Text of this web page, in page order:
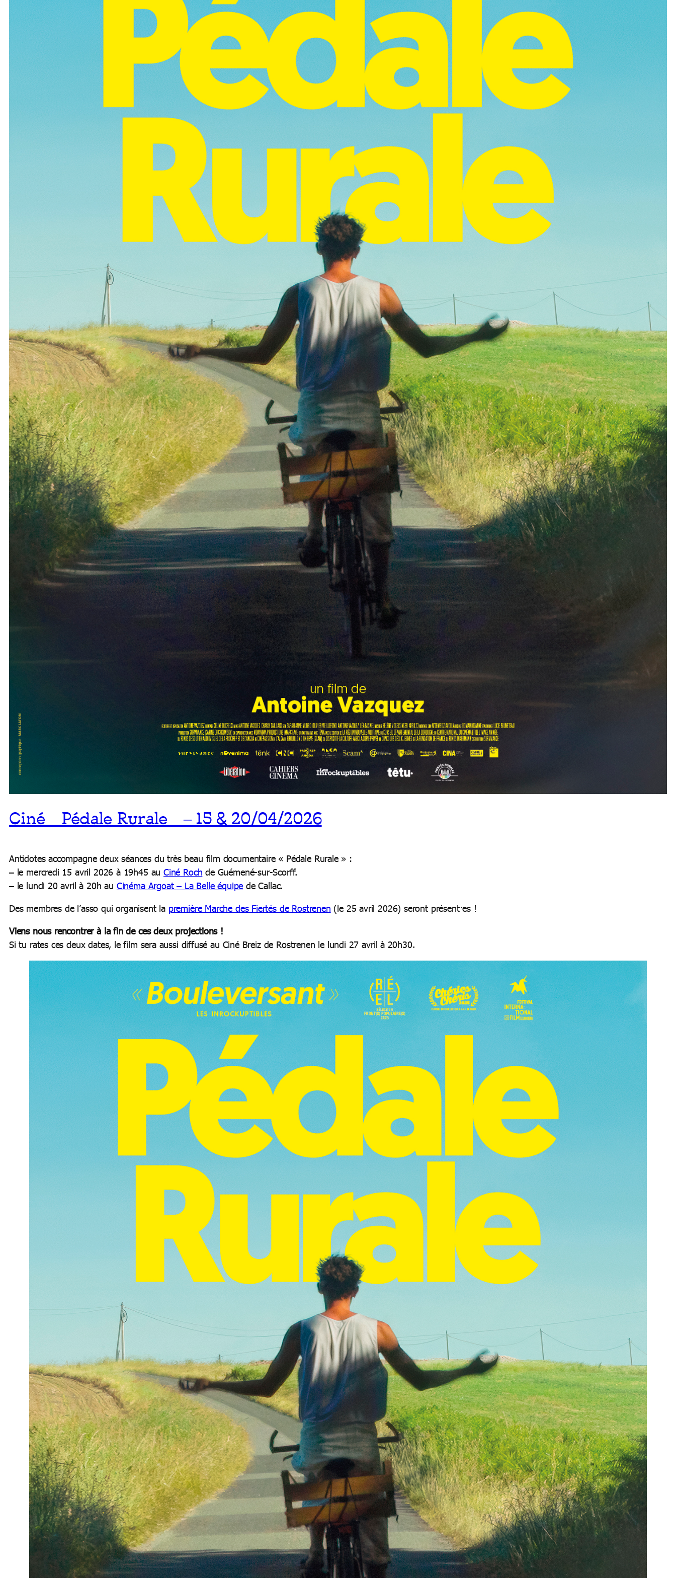
Ciné « Pédale Rurale » – 15 & 20/04/2026
Antidotes accompagne deux séances du très beau film documentaire « Pédale Rurale » :
– le mercredi 15 avril 2026 à 19h45 au Ciné Roch de Guémené-sur-Scorff.
– le lundi 20 avril à 20h au Cinéma Argoat – La Belle équipe de Callac.
Des membres de l’asso qui organisent la première Marche des Fiertés de Rostrenen (le 25 avril 2026) seront présent·es !
Viens nous rencontrer à la fin de ces deux projections !
Si tu rates ces deux dates, le film sera aussi diffusé au Ciné Breiz de Rostrenen le lundi 27 avril à 20h30.